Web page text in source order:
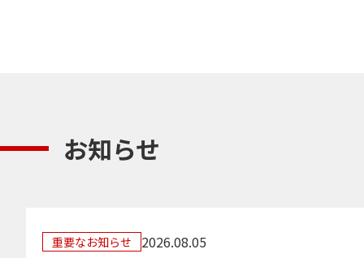
お知らせ
重要なお知らせ
2026.08.05